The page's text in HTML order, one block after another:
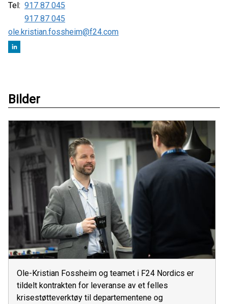
Tel: 917 87 045
917 87 045
ole.kristian.fossheim@f24.com
Bilder
Ole-Kristian Fossheim og teamet i F24 Nordics er
tildelt kontrakten for leveranse av et felles
krisestøtteverktøy til departementene og